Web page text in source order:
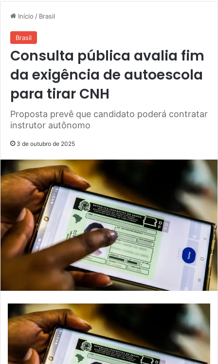
Início / Brasil
Brasil
Consulta pública avalia fim
da exigência de autoescola
para tirar CNH
Proposta prevê que candidato poderá contratar
instrutor autônomo
3 de outubro de 2025